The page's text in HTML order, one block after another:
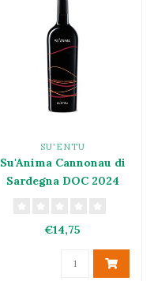
SU'ENTU
Su'Anima Cannonau di
Sardegna DOC 2024
€14,75